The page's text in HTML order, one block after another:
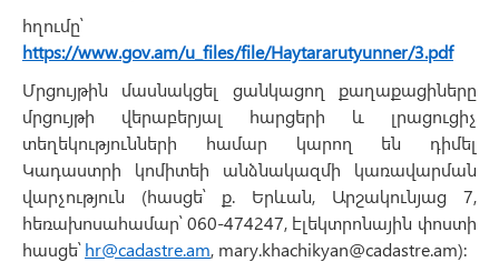
հղումը՝
https://www.gov.am/u_files/file/Haytararutyunner/3.pdf
Մրցույթին մասնակցել ցանկացող քաղաքացիները
մրցույթի վերաբերյալ հարցերի և լրացուցիչ
տեղեկությունների համար կարող են դիմել
Կադաստրի կոմիտեի անձնակազմի կառավարման
վարչություն (հասցե՝ ք. Երևան, Արշակունյաց 7,
հեռախոսահամար՝ 060-474247, էլեկտրոնային փոստի
հասցե՝hr@cadastre.am, mary.khachikyan@cadastre.am):